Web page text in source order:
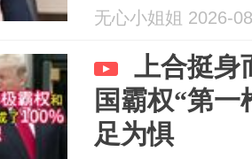
无心小姐姐 2026-
上合挺身
国霸权“第
足为惧